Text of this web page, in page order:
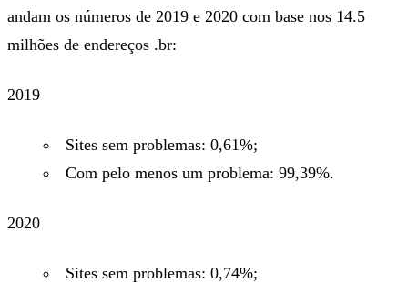
andam os números de 2019 e 2020 com base nos 14.5
milhões de endereços .br:
2019
Sites sem problemas: 0,61%;
Com pelo menos um problema: 99,39%.
2020
Sites sem problemas: 0,74%;